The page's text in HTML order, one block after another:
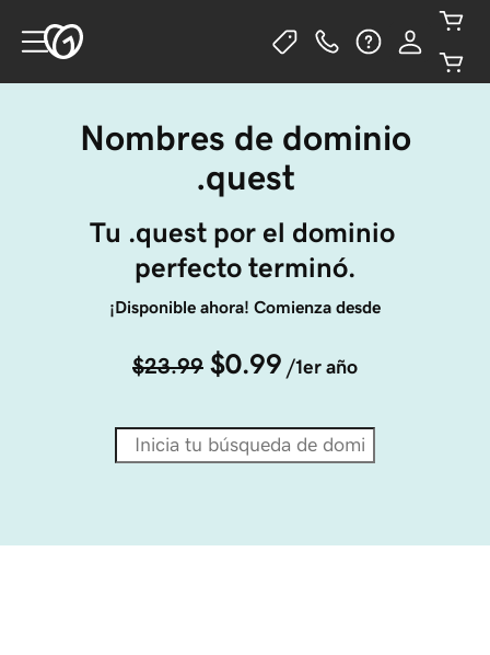
Nombres de dominio
.quest
Tu .quest por el dominio
perfecto terminó.
¡Disponible ahora! Comienza desde
$23.99 $0.99 /1er año